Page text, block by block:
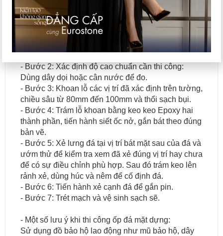
4.4 Quá trình thi công
Quá trình thi công ốp đá mặt dựng cần tiến hành
theo trình tự các bước như sau:
- Bước 1: Xác định tim trục: Việc xác định này dựa
- Bước 2: Xác định độ cao chuẩn cần thi công:
Dùng dây dọi hoặc cân nước để đo.
- Bước 3: Khoan lỗ các vị trí đã xác định trên tường,
chiều sâu từ 80mm đến 100mm và thổi sạch bụi.
- Bước 4: Trám lỗ khoan bằng keo keo Epoxy hai
thành phần, tiến hành siết ốc nở, gắn bát theo đúng
bản vẽ.
- Bước 5: Xẻ lưng đá tại vị trí bát mặt sau của đá và
ướm thử để kiểm tra xem đã xẻ đúng vị trí hay chưa
để có sự điều chỉnh phù hợp. Sau đó trám keo lên
rảnh xẻ, dùng húc và nêm để cố định đá.
- Bước 6: Tiến hành xẻ cạnh đá để gắn pin.
- Bước 7: Trét mạch và vệ sinh sạch sẽ.
- Một số lưu ý khi thi công ốp đá mặt dựng:
Sử dụng đồ bảo hộ lao động như mũ bảo hộ, dây